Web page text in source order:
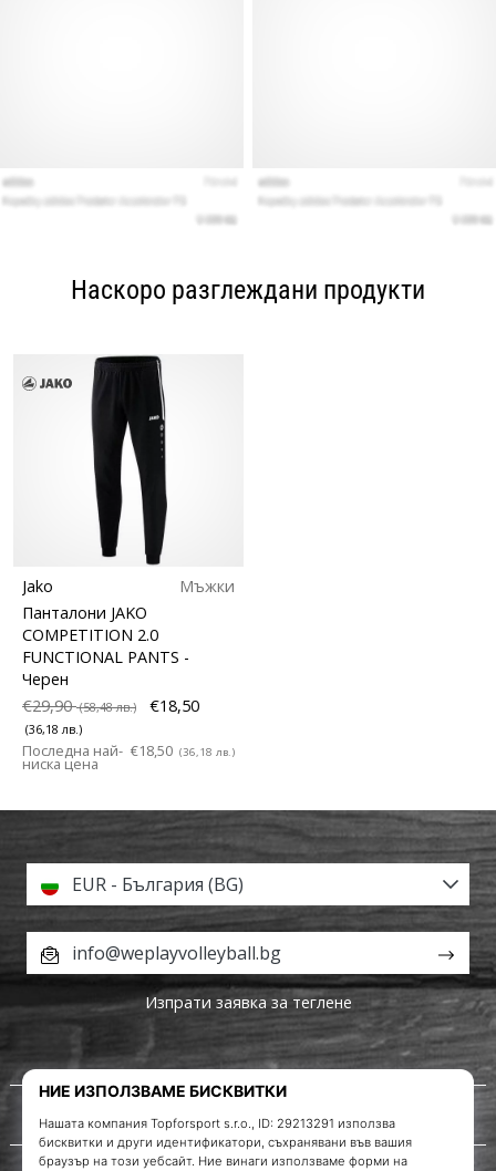
Наскоро разглеждани продукти
Jako
Мъжки
Панталони JAKO
COMPETITION 2.0
FUNCTIONAL PANTS -
Черен
€29,90(58,48 лв.) €18,50
(36,18 лв.)
Последна най-
ниска цена
€18,50 (36,18 лв.)
За нас
EUR - България (BG)
info@weplayvolleyball.bg
Изпрати заявка за теглене